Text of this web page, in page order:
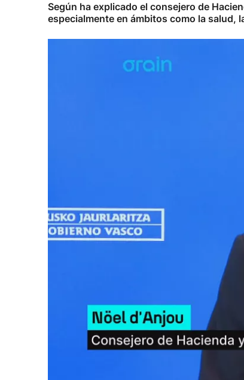
Según ha explicado el consejero de
especialmente en ámbitos como la salud,